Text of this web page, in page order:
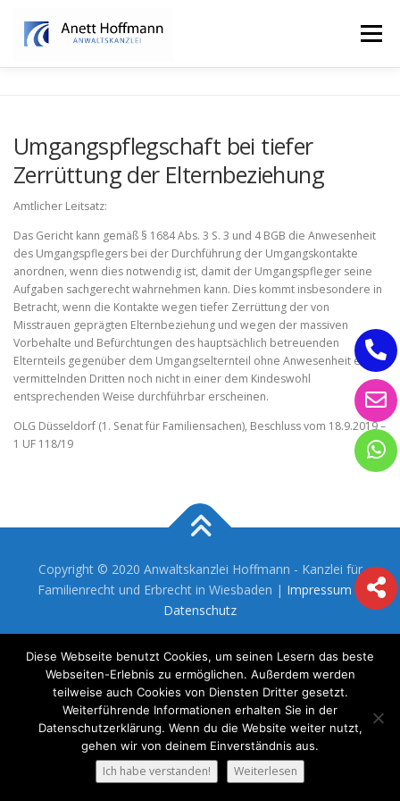
Inhalt
springen
Menü
ERBRECHT
Umgangspflegschaft bei tiefer
Zerrüttung der Elternbeziehung
Amtlicher Leitsatz:
Das Gericht kann gemäß § 1684 Abs. 3 S. 3 und 4 BGB die Anwesenheit
des Umgangspflegers bei der Durchführung der Umgangskontakte
anordnen, wenn dies notwendig ist, damit der Umgangspfleger seine
Aufgaben sachgerecht wahrnehmen kann. Dies kommt insbesondere in
Betracht, wenn die Kontakte wegen tiefer Zerrüttung der von
Misstrauen geprägten Elternbeziehung und wegen der massiven
Vorbehalte und Befürchtungen des hauptsächlich betreuenden
Elternteils gegenüber dem Umgangselternteil ohne Anwesenheit eines
vermittelnden Dritten noch nicht in einer dem Kindeswohl
entsprechenden Weise durchführbar erscheinen.
OLG Düsseldorf (1. Senat für Familiensachen), Beschluss vom 18.9.2019 –
1 UF 118/19
Copyright © 2020 Anwaltskanzlei Hoffmann - Kanzlei für
Familienrecht und Erbrecht in Wiesbaden | Impressum |
Datenschutz
Diese Webseite benutzt Cookies, um seinen Lesern das beste
Webseiten-Erlebnis zu ermöglichen. Außerdem werden
teilweise auch Cookies von Diensten Dritter gesetzt.
Weiterführende Informationen erhalten Sie in der
Datenschutzerklärung. Wenn du die Website weiter nutzt,
gehen wir von deinem Einverständnis aus.
Ich habe verstanden! Weiterlesen